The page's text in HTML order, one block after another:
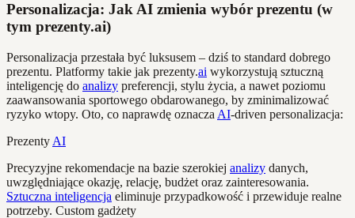
Personalizacja: Jak AI zmienia wybór prezentu (w
tym prezenty.ai)
Personalizacja przestała być luksusem – dziś to standard dobrego
prezentu. Platformy takie jak prezenty.ai wykorzystują sztuczną
inteligencję do analizy preferencji, stylu życia, a nawet poziomu
zaawansowania sportowego obdarowanego, by zminimalizować
ryzyko wtopy. Oto, co naprawdę oznacza AI-driven personalizacja:
Prezenty AI
Precyzyjne rekomendacje na bazie szerokiej analizy danych,
uwzględniające okazję, relację, budżet oraz zainteresowania.
Sztuczna inteligencja eliminuje przypadkowość i przewiduje realne
potrzeby. Custom gadżety